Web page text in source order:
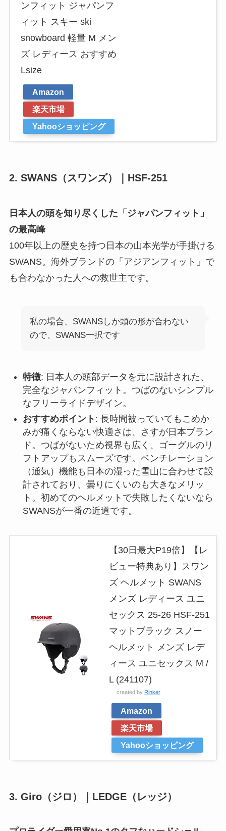
ンフィット ジャパンフ
ィット スキー ski
snowboard 軽量 M メン
ズ レディース おすすめ
Lsize
Amazon
楽天市場
Yahooショッピング
2. SWANS（スワンズ）｜HSF-251
日本人の頭を知り尽くした「ジャパンフィット」
の最高峰
100年以上の歴史を持つ日本の山本光学が手掛ける
SWANS。海外ブランドの「アジアンフィット」で
も合わなかった人への救世主です。
私の場合、SWANSしか頭の形が合わない
ので、SWANS一択です
特徴: 日本人の頭部データを元に設計された、
完全なジャパンフィット。つばのないシンプル
なフリーライドデザイン。
おすすめポイント : 長時間被っていてもこめか
みが痛くならない快適さは、さすが日本ブラン
ド。つばがないため視界も広く、ゴーグルのリ
フトアップもスムーズです。ベンチレーション
（通気）機能も日本の湿った雪山に合わせて設
計されており、曇りにくいのも大きなメリッ
ト。初めてのヘルメットで失敗したくないなら
SWANSが一番の近道です。
【30日最大P19倍】【レ
ビュー特典あり】スワン
ズ ヘルメット SWANS
メンズ レディース ユニ
セックス 25-26 HSF-251
マットブラック スノー
ヘルメット メンズ レデ
ィース ユニセックス M /
L (241107)
created by Rinker
Amazon
楽天市場
Yahooショッピング
3. Giro（ジロ）｜LEDGE（レッジ）